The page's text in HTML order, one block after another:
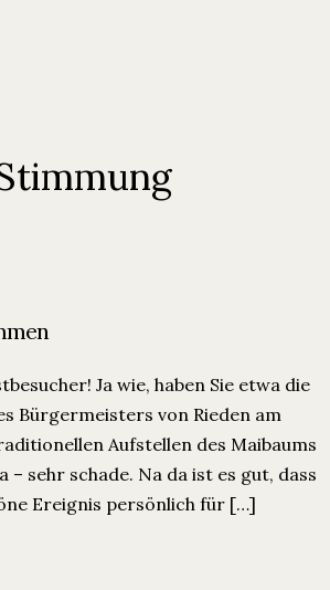
Ja wie, haben Sie etwa die
Bürgermeisters von Rieden am
Aufstellen des Maibaums
– sehr schade. Na da ist es gut, dass
Ereignis persönlich für […]